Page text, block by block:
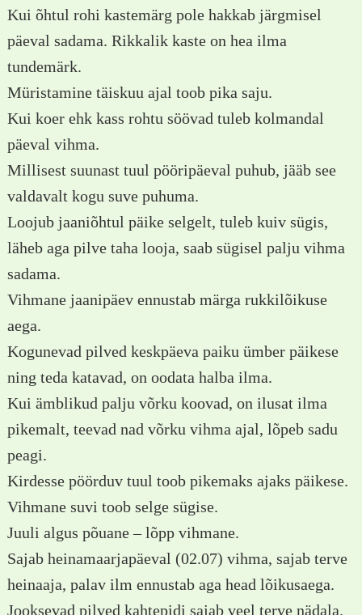
Kui õhtul rohi kastemärg pole hakkab järgmisel
päeval sadama. Rikkalik kaste on hea ilma
tundemärk.
Müristamine täiskuu ajal toob pika saju.
Kui koer ehk kass rohtu söövad tuleb kolmandal
päeval vihma.
Millisest suunast tuul pööripäeval puhub, jääb see
valdavalt kogu suve puhuma.
Loojub jaaniõhtul päike selgelt, tuleb kuiv sügis,
läheb aga pilve taha looja, saab sügisel palju vihma
sadama.
Vihmane jaanipäev ennustab märga rukkilõikuse
aega.
Kogunevad pilved keskpäeva paiku ümber päikese
ning teda katavad, on oodata halba ilma.
Kui ämblikud palju võrku koovad, on ilusat ilma
pikemalt, teevad nad võrku vihma ajal, lõpeb sadu
peagi.
Kirdesse pöörduv tuul toob pikemaks ajaks päikese.
Vihmane suvi toob selge sügise.
Juuli algus põuane – lõpp vihmane.
Sajab heinamaarjapäeval (02.07) vihma, sajab terve
heinaaja, palav ilm ennustab aga head lõikusaega.
Jooksevad pilved kahtepidi sajab veel terve nädala.